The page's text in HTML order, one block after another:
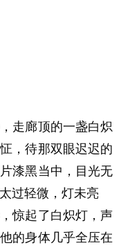
走廊顶的一盏白炽
，待那双眼迟迟的
漆黑当中，目光无
过轻微，灯未亮
惊起了白炽灯，声
的身体几乎全压在